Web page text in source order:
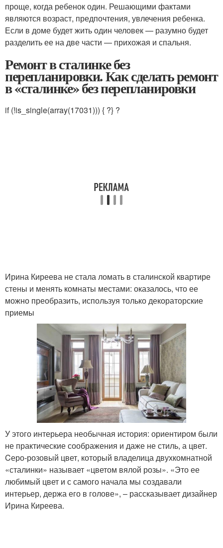
проще, когда ребенок один. Решающими фактами
являются возраст, предпочтения, увлечения ребенка.
Если в доме будет жить один человек — разумно будет
разделить ее на две части — прихожая и спальня.
Ремонт в сталинке без
перепланировки. Как сделать ремонт
в «сталинке» без перепланировки
if (!is_single(array(17031))) { ?} ?
Ирина Киреева не стала ломать в сталинской квартире
стены и менять комнаты местами: оказалось, что ее
можно преобразить, используя только декораторские
приемы
У этого интерьера необычная история: ориентиром были
не практические соображения и даже не стиль, а цвет.
Cеро-розовый цвет, который владелица двухкомнатной
«сталинки» называет «цветом вялой розы». «Это ее
любимый цвет и с самого начала мы создавали
интерьер, держа его в голове», – рассказывает дизайнер
Ирина Киреева.